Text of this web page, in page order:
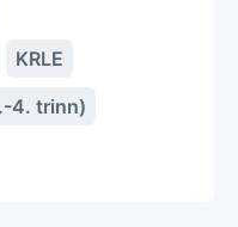
KRLE
4. trinn)